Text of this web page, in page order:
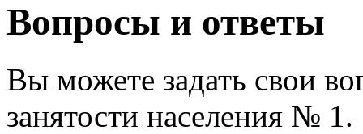
Вопросы и ответы
Вы можете задать свои
занятости населения № 1.